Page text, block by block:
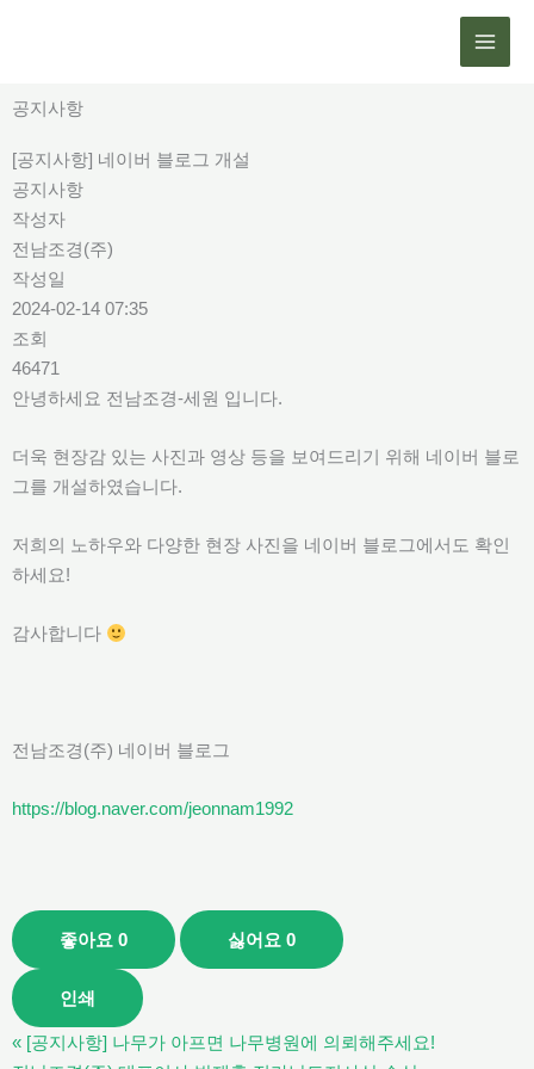
로
뛰
기
공지사항
[공지사항] 네이버 블로그 개설
공지사항
작성자
전남조경(주)
작성일
2024-02-14 07:35
조회
46471
안녕하세요 전남조경-세원 입니다.
더욱 현장감 있는 사진과 영상 등을 보여드리기 위해 네이버 블로
그를 개설하였습니다.
저희의 노하우와 다양한 현장 사진을 네이버 블로그에서도 확인
하세요!
감사합니다
전남조경(주) 네이버 블로그
https://blog.naver.com/jeonnam1992
좋아요 0 싫어요 0
인쇄
« [공지사항] 나무가 아프면 나무병원에 의뢰해주세요!